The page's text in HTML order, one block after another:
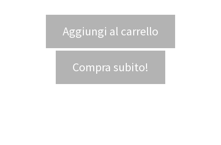
Aggiungi al carrello
Compra subito!